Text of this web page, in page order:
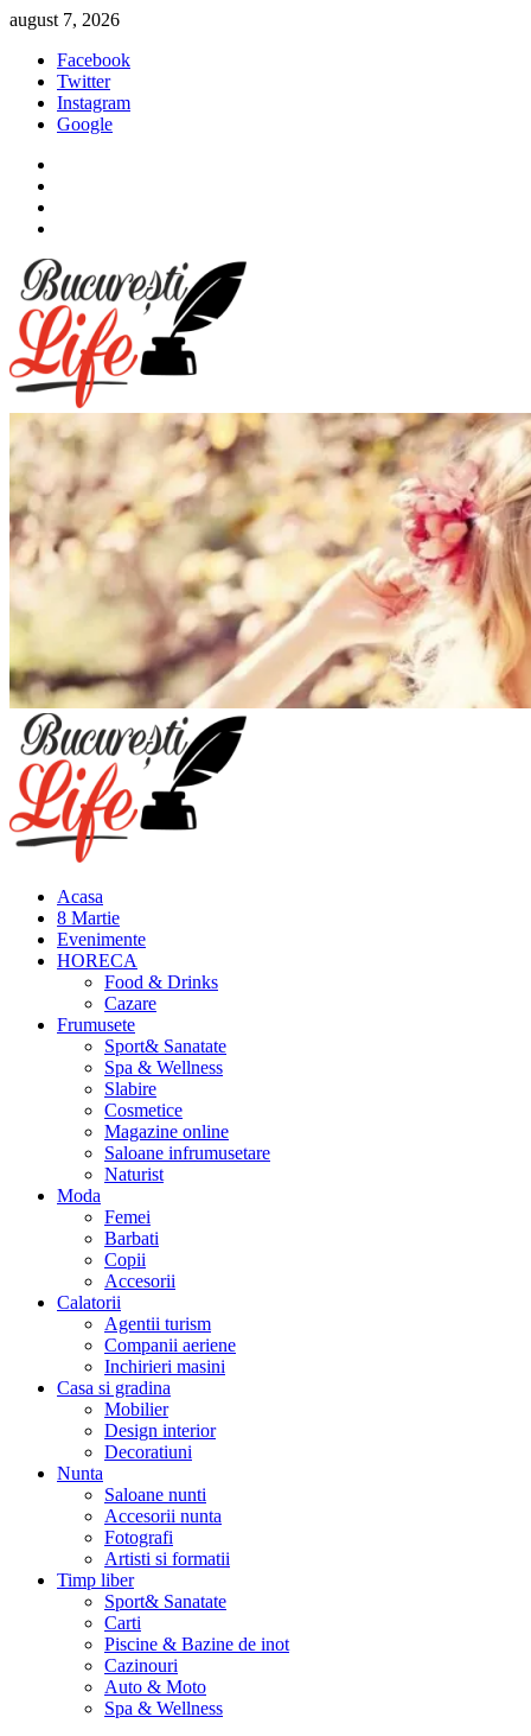
Sari
conținut
august 7, 2026
Facebook
Twitter
Instagram
Google
Meniu
principal
Acasa
8 Martie
Evenimente
HORECA
Food & Drinks
Cazare
Frumusete
Sport& Sanatate
Spa & Wellness
Slabire
Cosmetice
Magazine online
Saloane infrumusetare
Naturist
Moda
Femei
Barbati
Copii
Accesorii
Calatorii
Agentii turism
Companii aeriene
Inchirieri masini
Casa si gradina
Mobilier
Design interior
Decoratiuni
Nunta
Saloane nunti
Accesorii nunta
Fotografi
Artisti si formatii
Timp liber
Sport& Sanatate
Carti
Piscine & Bazine de inot
Cazinouri
Auto & Moto
Spa & Wellness